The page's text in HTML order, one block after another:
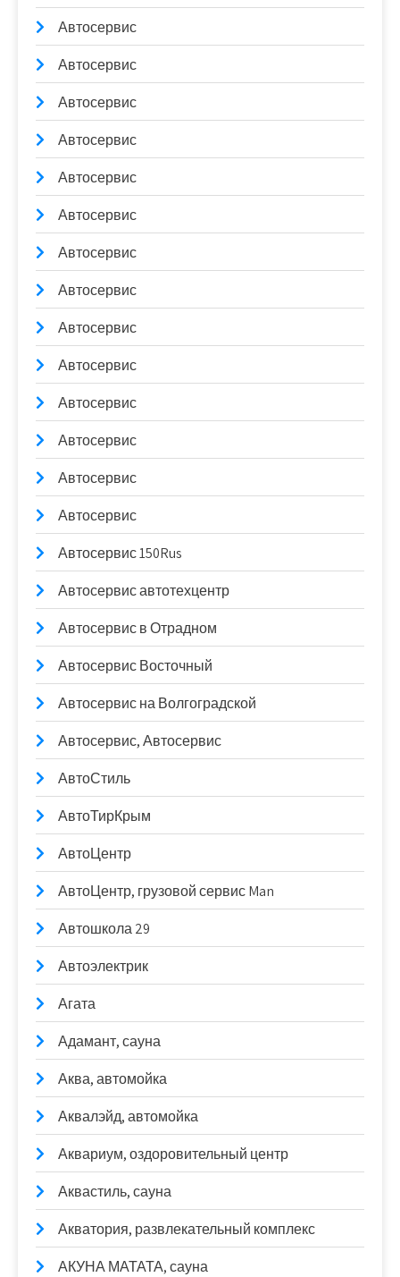
Автосервис
Автосервис
Автосервис
Автосервис
Автосервис
Автосервис
Автосервис
Автосервис
Автосервис
Автосервис
Автосервис
Автосервис
Автосервис
Автосервис
Автосервис 150Rus
Автосервис автотехцентр
Автосервис в Отрадном
Автосервис Восточный
Автосервис на Волгоградской
Автосервис, Автосервис
АвтоСтиль
АвтоТирКрым
АвтоЦентр
АвтоЦентр, грузовой сервис Man
Автошкола 29
Автоэлектрик
Агата
Адамант, сауна
Аква, автомойка
Аквалэйд, автомойка
Аквариум, оздоровительный центр
Аквастиль, сауна
Акватория, развлекательный комплекс
АКУНА МАТАТА, сауна